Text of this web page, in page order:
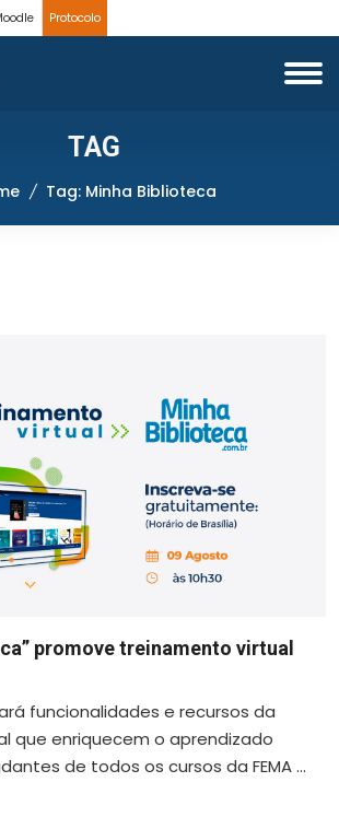
Protocolo
TAG
Tag: Minha Biblioteca
promove treinamento virtual
funcionalidades e recursos da
que enriquecem o aprendizado
de todos os cursos da FEMA ...